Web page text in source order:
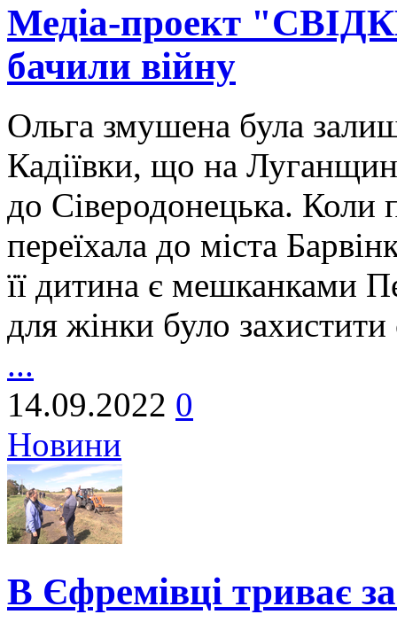
Медіа-проект
бачили війну
Ольга змушена була
Кадіївки, що на
до Сіверодонецька. Коли
переїхала до міста
її дитина є мешканками
для жінки було
...
14.09.2022 0
Новини
В Єфремівці триває